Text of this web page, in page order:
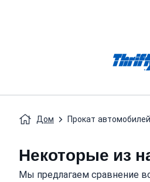
Дом Прокат
Некоторые из
Мы предлагаем сравнение